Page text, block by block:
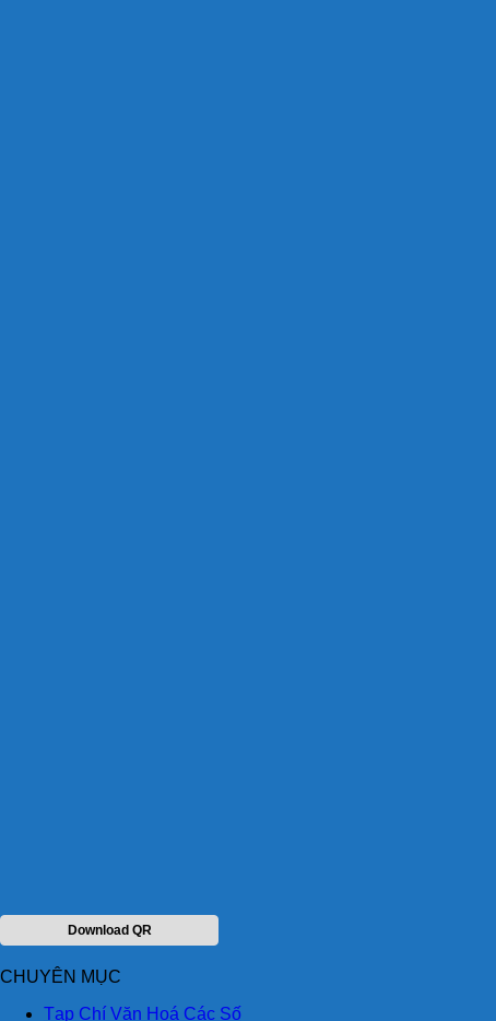
Download QR
CHUYÊN MỤC
Tạp Chí Văn Hoá Các Số